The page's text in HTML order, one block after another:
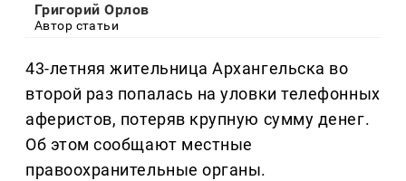
Григорий Орлов
Автор статьи
43-летняя жительница Архангельска во
второй раз попалась на уловки телефонных
аферистов, потеряв крупную сумму денег.
Об этом сообщают местные
правоохранительные органы.